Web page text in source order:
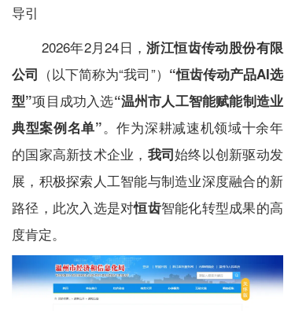
导引
2026年2月24日，浙江恒齿传动股份有限
公司 （以下简称为“我司”） “恒齿传动产品AI选
型”项目成功入选“温州市人工智能赋能制造业
典型案例名单”。作为深耕减速机领域十余年
的国家高新技术企业， 我司始终以创新驱动发
展，积极探索人工智能与制造业深度融合的新
路径，此次入选是对恒齿智能化转型成果的高
度肯定。